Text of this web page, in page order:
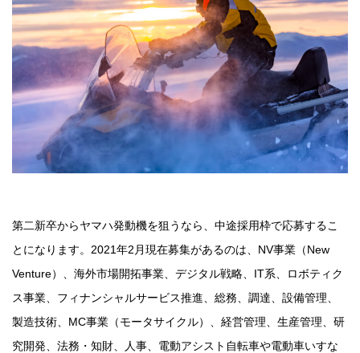
第二新卒からヤマハ発動機を狙うなら、中途採用枠で応募するこ
とになります。2021年2月現在募集があるのは、NV事業（New
Venture）、海外市場開拓事業、デジタル戦略、IT系、ロボティク
ス事業、フィナンシャルサービス推進、総務、調達、設備管理、
製造技術、MC事業（モータサイクル）、経営管理、生産管理、研
究開発、法務・知財、人事、電動アシスト自転車や電動車いすな